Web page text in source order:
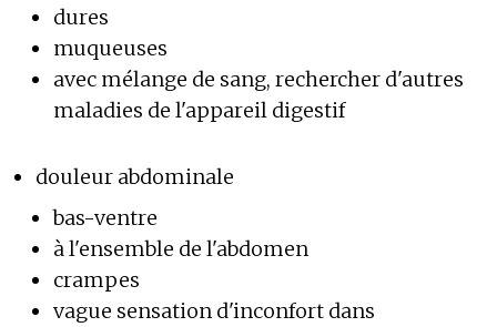
dures
muqueuses
avec mélange de sang, rechercher d'autres
maladies de l'appareil digestif
douleur abdominale
bas-ventre
à l'ensemble de l'abdomen
crampes
vague sensation d'inconfort dans